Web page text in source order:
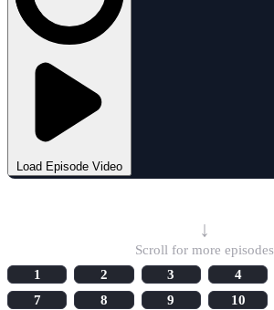
Load Episode Video
↓
Scroll for more episodes
1
2 3 4
7
8 9 10